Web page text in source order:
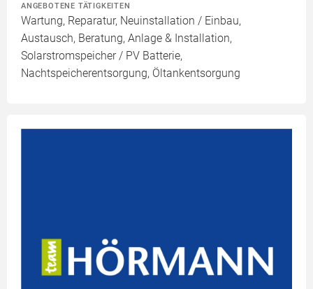
ANGEBOTENE TÄTIGKEITEN
Wartung, Reparatur, Neuinstallation / Einbau,
Austausch, Beratung, Anlage & Installation,
Solarstromspeicher / PV Batterie,
Nachtspeicherentsorgung, Öltankentsorgung